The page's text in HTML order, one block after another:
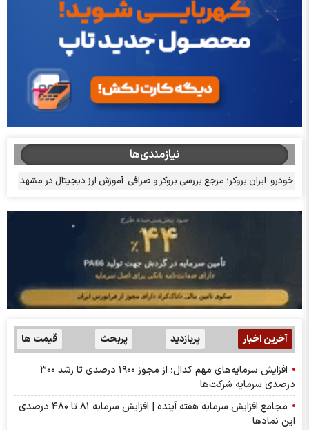
نیازمندی‌ها
خودرو ایران بروکر؛ مرجع بررسی بروکر و صرافی آموزش ارز دیجیتال در مشهد
آخرین اخبار پربازدید پربحث قیمت ها
افزایش سرمایه‌های مهم کدال؛ از مجوز ۱۹۰۰ درصدی تا رشد ۳۰۰
درصدی سرمایه شرکت‌ها
مجامع افزایش سرمایه هفته آینده | افزایش سرمایه ۸۱ تا ۴۸۰ درصدی
این نماد‌ها